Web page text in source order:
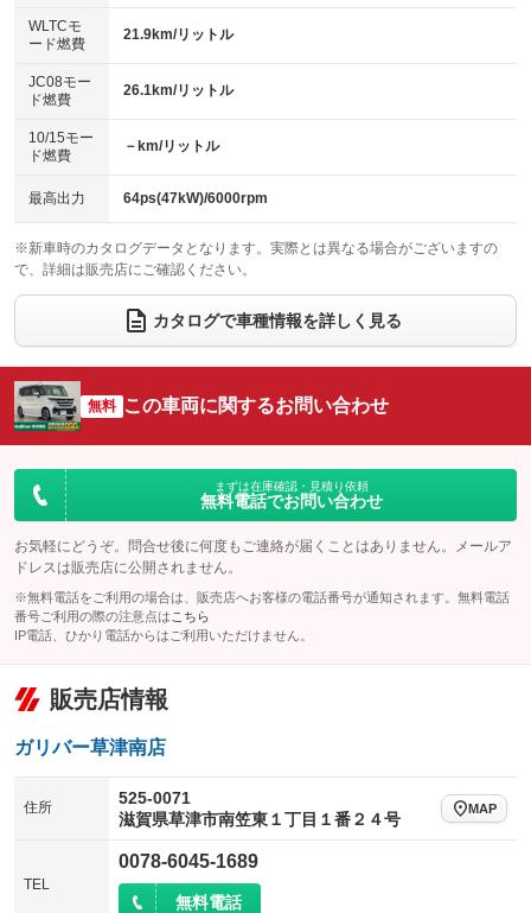
センターデフロック
：装備なし
電動格納ミラー
：装備なし
エアロ
：装備なし
：装備なし
パワーシート
ベンチシート
：装備あり
チップアップシート
：装備なし
：装備なし ：装備あり
ウォークスルー
：装備なし
電動リアゲート フロントカメラ
：装備あり
：装備なし ：装備あり
サイドカメラ
：装備あり ルーフレール
：装備なし
：装備なし
：装備なし
WLTCモ
ード燃費
21.9km/リットル
JC08モー
ド燃費
26.1km/リットル
10/15モー
ド燃費
－km/リットル
最高出力 64ps(47kW)/6000rpm
※新車時のカタログデータとなります。実際とは異なる場合がございますの
で、詳細は販売店にご確認ください。
カタログで車種情報を詳しく見る
無料 この車両に関するお問い合わせ
まずは在庫確認・見積り依頼
無料電話でお問い合わせ
お気軽にどうぞ。問合せ後に何度もご連絡が届くことはありません。メールア
ドレスは販売店に公開されません。
※無料電話をご利用の場合は、販売店へお客様の電話番号が通知されます。無料電話
番号ご利用の際の注意点は こちら
IP電話、ひかり電話からはご利用いただけません。
販売店情報
ガリバー草津南店
住所
525-0071
滋賀県草津市南笠東１丁目１番２４号
MAP
TEL
0078-6045-1689
無料電話